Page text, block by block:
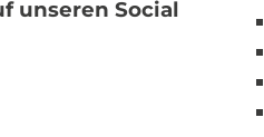
unseren Social